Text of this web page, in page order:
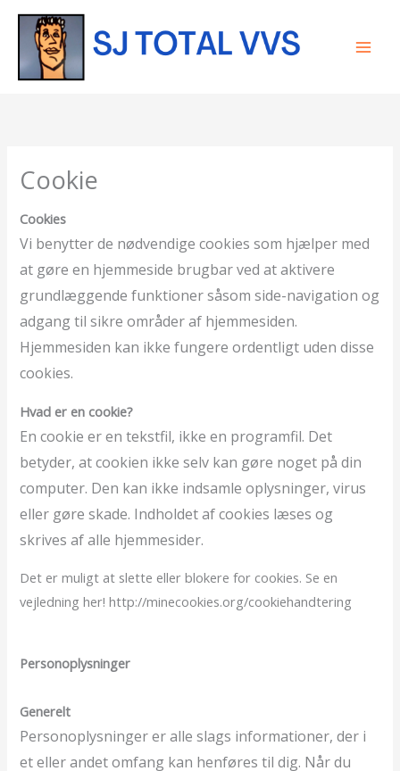
indholdet
Cookie
Cookies
Vi benytter de nødvendige cookies som hjælper med
at gøre en hjemmeside brugbar ved at aktivere
grundlæggende funktioner såsom side-navigation og
adgang til sikre områder af hjemmesiden.
Hjemmesiden kan ikke fungere ordentligt uden disse
cookies.
Hvad er en cookie?
En cookie er en tekstfil, ikke en programfil. Det
betyder, at cookien ikke selv kan gøre noget på din
computer. Den kan ikke indsamle oplysninger, virus
eller gøre skade. Indholdet af cookies læses og
skrives af alle hjemmesider.
Det er muligt at slette eller blokere for cookies. Se en
vejledning her! http://minecookies.org/cookiehandtering
Personoplysninger
Generelt
Personoplysninger er alle slags informationer, der i
et eller andet omfang kan henføres til dig. Når du